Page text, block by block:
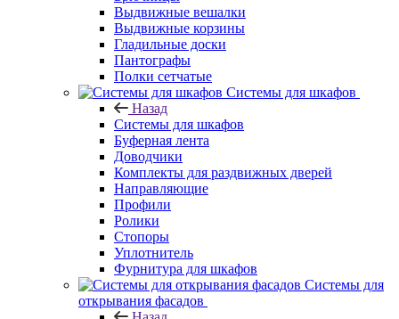
Выдвижные вешалки
Выдвижные корзины
Гладильные доски
Пантографы
Полки сетчатые
Системы для шкафов
Назад
Системы для шкафов
Буферная лента
Доводчики
Комплекты для раздвижных дверей
Направляющие
Профили
Ролики
Стопоры
Уплотнитель
Фурнитура для шкафов
Системы для
открывания фасадов